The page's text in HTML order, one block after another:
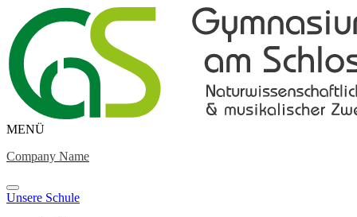
MENÜ
Company Name
Unsere Schule